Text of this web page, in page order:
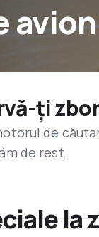
ți
de
de rest.
la